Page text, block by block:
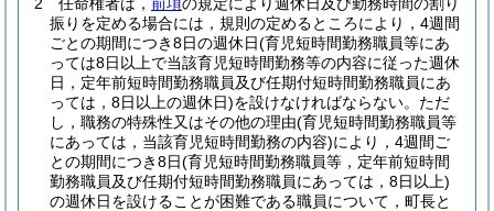
振りを定める場合には，規則の定めるところにより，4週間
ごとの期間につき8日の週休日(育児短時間勤務職員等にあ
っては8日以上で当該育児短時間勤務等の内容に従った週休
日，定年前短時間勤務職員及び任期付短時間勤務職員にあ
っては，8日以上の週休日)を設けなければならない。 ただ
し，職務の特殊性又はその他の理由(育児短時間勤務職員等
にあっては，当該育児短時間勤務の内容)により，4週間ご
との期間につき8日(育児短時間勤務職員等，定年前短時間
勤務職員及び任期付短時間勤務職員にあっては，8日以上)
の週休日を設けることが困難である職員について，町長と